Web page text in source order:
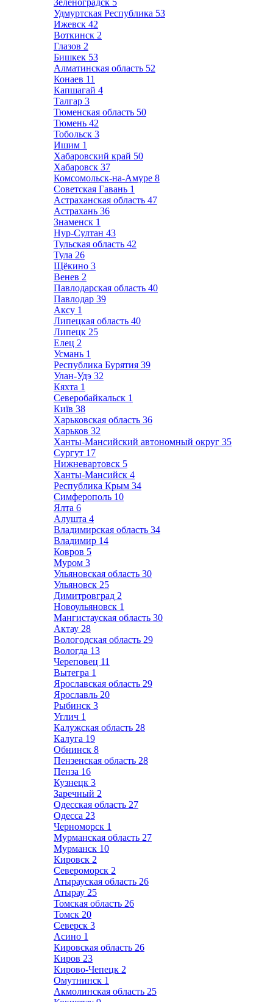
Зеленоградск 5
Удмуртская Республика 53
Ижевск 42
Воткинск 2
Глазов 2
Бишкек 53
Алматинская область 52
Конаев 11
Капшагай 4
Талгар 3
Тюменская область 50
Тюмень 42
Тобольск 3
Ишим 1
Хабаровский край 50
Хабаровск 37
Комсомольск-на-Амуре 8
Советская Гавань 1
Астраханская область 47
Астрахань 36
Знаменск 1
Нур-Султан 43
Тульская область 42
Тула 26
Щёкино 3
Венев 2
Павлодарская область 40
Павлодар 39
Аксу 1
Липецкая область 40
Липецк 25
Елец 2
Усмань 1
Республика Бурятия 39
Улан-Удэ 32
Кяхта 1
Северобайкальск 1
Київ 38
Харьковская область 36
Харьков 32
Ханты-Мансийский автономный округ 35
Сургут 17
Нижневартовск 5
Ханты-Мансийск 4
Республика Крым 34
Симферополь 10
Ялта 6
Алушта 4
Владимирская область 34
Владимир 14
Ковров 5
Муром 3
Ульяновская область 30
Ульяновск 25
Димитровград 2
Новоульяновск 1
Мангистауская область 30
Актау 28
Вологодская область 29
Вологда 13
Череповец 11
Вытегра 1
Ярославская область 29
Ярославль 20
Рыбинск 3
Углич 1
Калужская область 28
Калуга 19
Обнинск 8
Пензенская область 28
Пенза 16
Кузнецк 3
Заречный 2
Одесская область 27
Одесса 23
Черноморск 1
Мурманская область 27
Мурманск 10
Кировск 2
Североморск 2
Атырауская область 26
Атырау 25
Томская область 26
Томск 20
Северск 3
Асино 1
Кировская область 26
Киров 23
Кирово-Чепецк 2
Омутнинск 1
Акмолинская область 25